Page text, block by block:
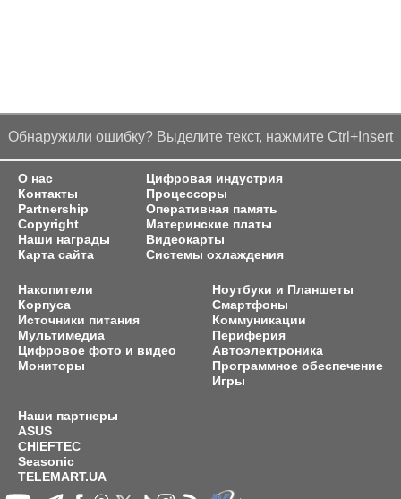
Обнаружили ошибку? Выделите текст, нажмите Ctrl+Insert
О нас
Контакты
Partnership
Copyright
Наши награды
Карта сайта
Цифровая индустрия
Процессоры
Оперативная память
Материнские платы
Видеокарты
Системы охлаждения
Накопители
Корпуса
Источники питания
Мультимедиа
Цифровое фото и видео
Мониторы
Ноутбуки и Планшеты
Смартфоны
Коммуникации
Периферия
Автоэлектроника
Программное обеспечение
Игры
Наши партнеры
ASUS
CHIEFTEC
Seasonic
TELEMART.UA